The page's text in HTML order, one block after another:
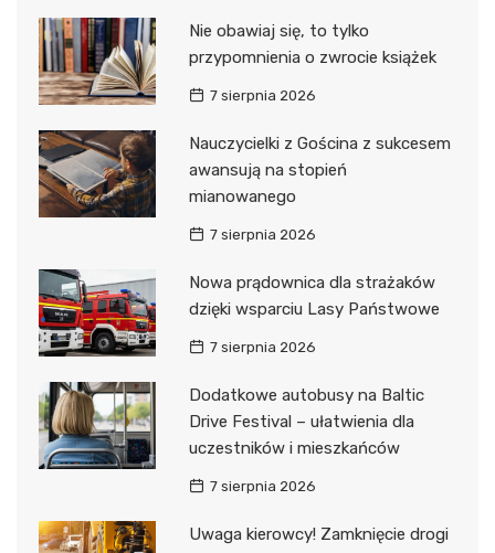
Nie obawiaj się, to tylko
przypomnienia o zwrocie książek
7 sierpnia 2026
Nauczycielki z Gościna z sukcesem
awansują na stopień
mianowanego
7 sierpnia 2026
Nowa prądownica dla strażaków
dzięki wsparciu Lasy Państwowe
7 sierpnia 2026
Dodatkowe autobusy na Baltic
Drive Festival – ułatwienia dla
uczestników i mieszkańców
7 sierpnia 2026
Uwaga kierowcy! Zamknięcie drogi